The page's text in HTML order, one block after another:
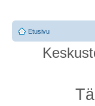
Etusivu